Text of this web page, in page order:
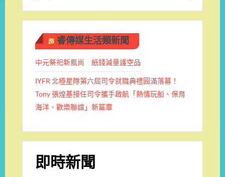
睿傳媒生活類新聞
中元祭祀新風尚 紙錢減量護空品
IYFR 北極星隊第六屆司令就職典禮圓滿落幕！
Tony 張煌基接任司令攜手啟航「熱情玩船、保育
海洋、歡樂聯誼」新篇章
即時新聞